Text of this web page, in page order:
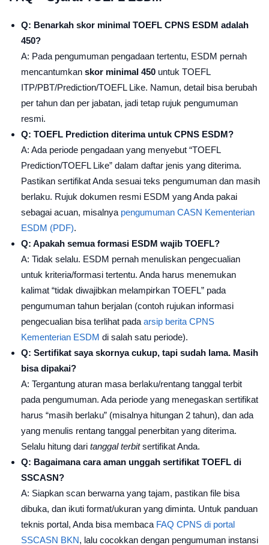
Q: Benarkah skor minimal TOEFL CPNS ESDM adalah
450?
A: Pada pengumuman pengadaan tertentu, ESDM pernah
mencantumkan skor minimal 450 untuk TOEFL
ITP/PBT/Prediction/TOEFL Like. Namun, detail bisa berubah
per tahun dan per jabatan, jadi tetap rujuk pengumuman
resmi.
Q: TOEFL Prediction diterima untuk CPNS ESDM?
A: Ada periode pengadaan yang menyebut “TOEFL
Prediction/TOEFL Like” dalam daftar jenis yang diterima.
Pastikan sertifikat Anda sesuai teks pengumuman dan masih
berlaku. Rujuk dokumen resmi ESDM yang Anda pakai
sebagai acuan, misalnya pengumuman CASN Kementerian
ESDM (PDF).
Q: Apakah semua formasi ESDM wajib TOEFL?
A: Tidak selalu. ESDM pernah menuliskan pengecualian
untuk kriteria/formasi tertentu. Anda harus menemukan
kalimat “tidak diwajibkan melampirkan TOEFL” pada
pengumuman tahun berjalan (contoh rujukan informasi
pengecualian bisa terlihat pada arsip berita CPNS
Kementerian ESDM di salah satu periode).
Q: Sertifikat saya skornya cukup, tapi sudah lama. Masih
bisa dipakai?
A: Tergantung aturan masa berlaku/rentang tanggal terbit
pada pengumuman. Ada periode yang menegaskan sertifikat
harus “masih berlaku” (misalnya hitungan 2 tahun), dan ada
yang menulis rentang tanggal penerbitan yang diterima.
Selalu hitung dari tanggal terbitsertifikat Anda.
Q: Bagaimana cara aman unggah sertifikat TOEFL di
SSCASN?
A: Siapkan scan berwarna yang tajam, pastikan file bisa
dibuka, dan ikuti format/ukuran yang diminta. Untuk panduan
teknis portal, Anda bisa membaca FAQ CPNS di portal
SSCASN BKN, lalu cocokkan dengan pengumuman instansi